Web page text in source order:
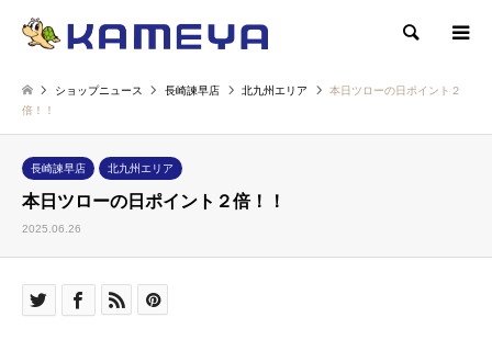
検索
ショップニュース 長崎諫早店 北九州エリア
本日ツローの日ポイント２
倍！！
長崎諫早店 北九州エリア
本日ツローの日ポイント２倍！！
2025.06.26